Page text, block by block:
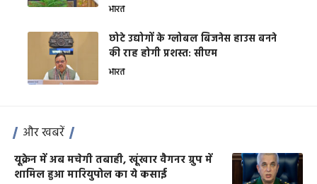
भारत
छोटे उद्योगों के ग्लोबल बिजनेस हाउस बनने
की राह होगी प्रशस्त: सीएम
भारत
और खबरें
यूक्रेन में अब मचेगी तबाही, खूंखार वैगनर ग्रुप में
शामिल हुआ मारियुपोल का ये कसाई